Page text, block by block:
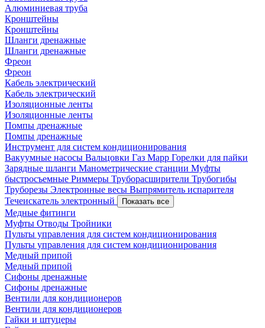
Алюминиевая труба
Кронштейны
Кронштейны
Шланги дренажные
Шланги дренажные
Фреон
Фреон
Кабель электрический
Кабель электрический
Изоляционные ленты
Изоляционные ленты
Помпы дренажные
Помпы дренажные
Инструмент для систем кондиционирования
Вакуумные насосы Вальцовки Газ Mapp Горелки для пайки
Зарядные шланги Манометрические станции Муфты
быстросъемные Риммеры Труборасширители Трубогибы
Труборезы Электронные весы Выпрямитель испарителя
Течеискатель электронный
Показать все
Медные фитинги
Муфты Отводы Тройники
Пульты управления для систем кондиционирования
Пульты управления для систем кондиционирования
Медный припой
Медный припой
Сифоны дренажные
Сифоны дренажные
Вентили для кондиционеров
Вентили для кондиционеров
Гайки и штуцеры